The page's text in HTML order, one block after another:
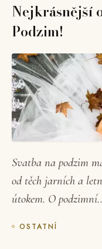
Nejkrásnější
Podzim!
Svatba na podzim
od těch jarních a
útokem. O
OSTATNÍ